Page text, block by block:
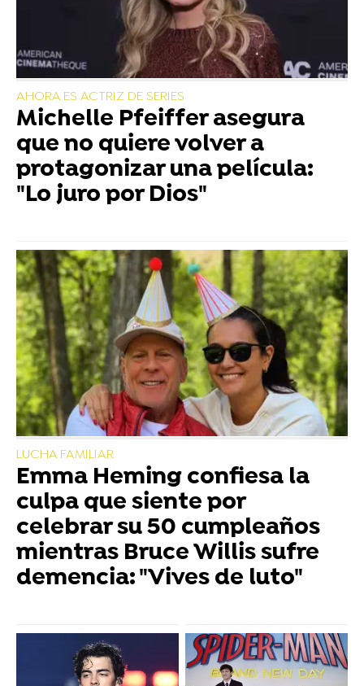
AHORA ES ACTRIZ DE SERIES
Michelle Pfeiffer asegura
que no quiere volver a
protagonizar una película:
"Lo juro por Dios"
LUCHA FAMILIAR
Emma Heming confiesa la
culpa que siente por
celebrar su 50 cumpleaños
mientras Bruce Willis sufre
demencia: "Vives de luto"